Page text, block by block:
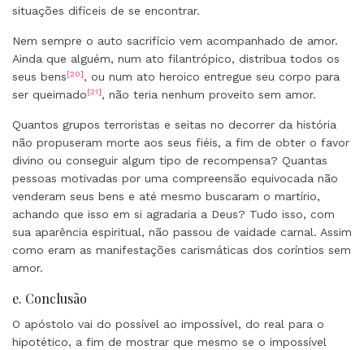
situações difíceis de se encontrar.
Nem sempre o auto sacrifício vem acompanhado de amor.
Ainda que alguém, num ato filantrópico, distribua todos os
seus bens[20], ou num ato heroico entregue seu corpo para
ser queimado[21], não teria nenhum proveito sem amor.
Quantos grupos terroristas e seitas no decorrer da história
não propuseram morte aos seus fiéis, a fim de obter o favor
divino ou conseguir algum tipo de recompensa? Quantas
pessoas motivadas por uma compreensão equivocada não
venderam seus bens e até mesmo buscaram o martírio,
achando que isso em si agradaria a Deus? Tudo isso, com
sua aparência espiritual, não passou de vaidade carnal. Assim
como eram as manifestações carismáticas dos coríntios sem
amor.
e. Conclusão
O apóstolo vai do possível ao impossível, do real para o
hipotético, a fim de mostrar que mesmo se o impossível